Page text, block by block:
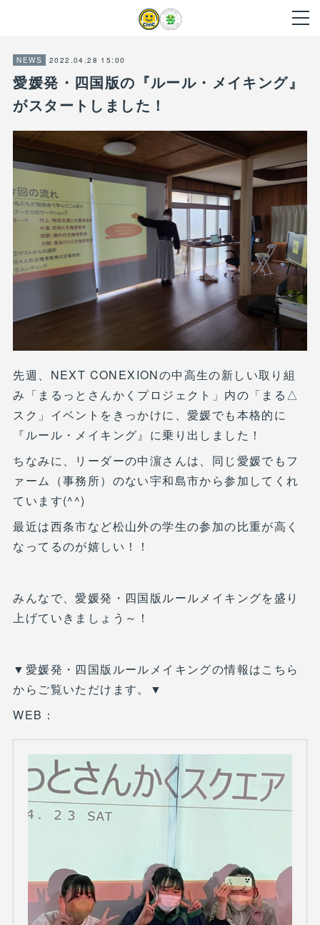
NEWS 2022.04.28 15:00
愛媛発・四国版の『ルール・メイキング』
がスタートしました！
先週、NEXT CONEXIONの中高生の新しい取り組
み「まるっとさんかくプロジェクト」内の「まる△
スク」イベントをきっかけに、愛媛でも本格的に
『ルール・メイキング』に乗り出しました！
ちなみに、リーダーの中濵さんは、同じ愛媛でもフ
ァーム（事務所）のない宇和島市から参加してくれ
ています(^^)
最近は西条市など松山外の学生の参加の比重が高く
なってるのが嬉しい！！
みんなで、愛媛発・四国版ルールメイキングを盛り
上げていきましょう～！
▼愛媛発・四国版ルールメイキングの情報はこちら
からご覧いただけます。▼
WEB：